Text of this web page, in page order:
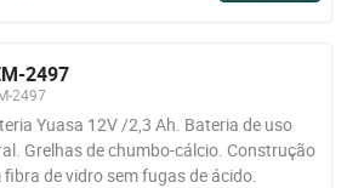
2497
2497
Yuasa 12V /2,3 Ah. Bateria de uso
Grelhas de chumbo-cálcio. Construção
fibra de vidro sem fugas de ácido.